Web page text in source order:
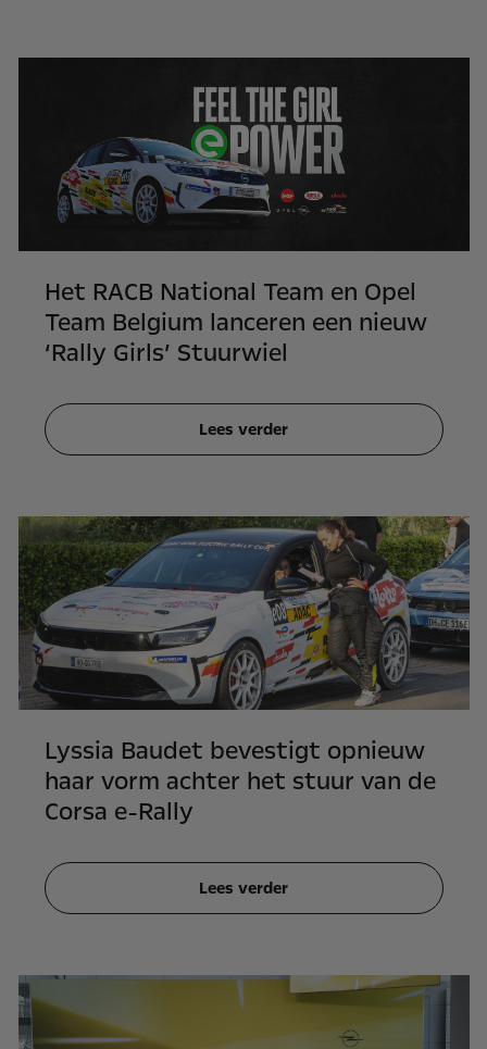
Het RACB National Team en Opel
Team Belgium lanceren een nieuw
‘Rally Girls’ Stuurwiel
Lees verder
Lyssia Baudet bevestigt opnieuw
haar vorm achter het stuur van de
Corsa e-Rally
Lees verder